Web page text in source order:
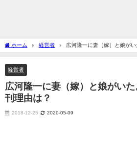
ホーム 経営者 広河隆一に妻（嫁）と娘が
経営者
広河隆一に妻（嫁）と娘がい
刊理由は？
2018-12-25 2020-05-09